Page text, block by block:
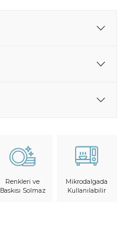
Renkleri ve
Baskısı Solmaz
Mikrodalgada
Kullanılabilir